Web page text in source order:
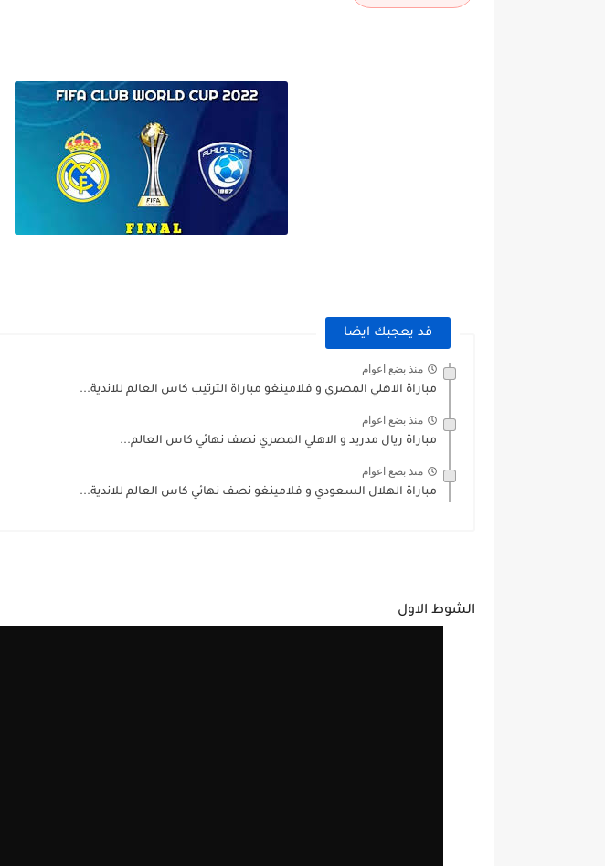
قد يعجبك ايضا
منذ بضع اعوام
مباراة الاهلي المصري و فلامينغو مباراة الترتيب كاس العالم للاندية...
منذ بضع اعوام
مباراة ريال مدريد و الاهلي المصري نصف نهائي كاس العالم...
منذ بضع اعوام
مباراة الهلال السعودي و فلامينغو نصف نهائي كاس العالم للاندية...
الشوط الاول